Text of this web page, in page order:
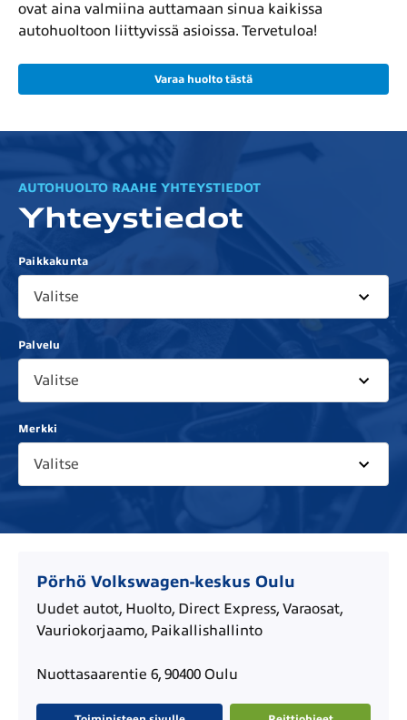
ovat aina valmiina auttamaan sinua kaikissa
autohuoltoon liittyvissä asioissa. Tervetuloa!
Varaa huolto tästä
Yhteystiedot
AUTOHUOLTO RAAHE YHTEYSTIEDOT
Paikkakunta
Valitse
Palvelu
Valitse
Merkki
Valitse
Pörhö Volkswagen-keskus Oulu
Uudet autot, Huolto, Direct Express, Varaosat,
Vauriokorjaamo, Paikallishallinto
Nuottasaarentie 6, 90400 Oulu